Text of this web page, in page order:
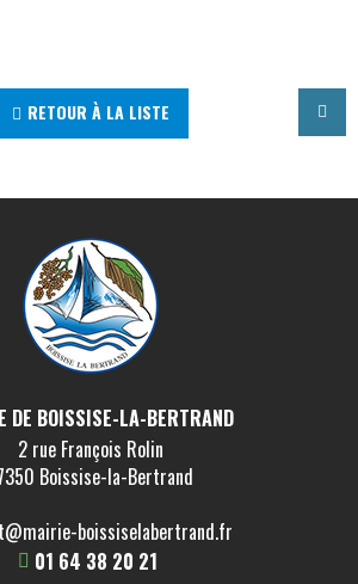
RETOUR À LA LISTE
DE BOISSISE-LA-BERTRAND
2 rue François Rolin
Boissise-la-Bertrand
boissiselabertrand.fr
01 64 38 20 21